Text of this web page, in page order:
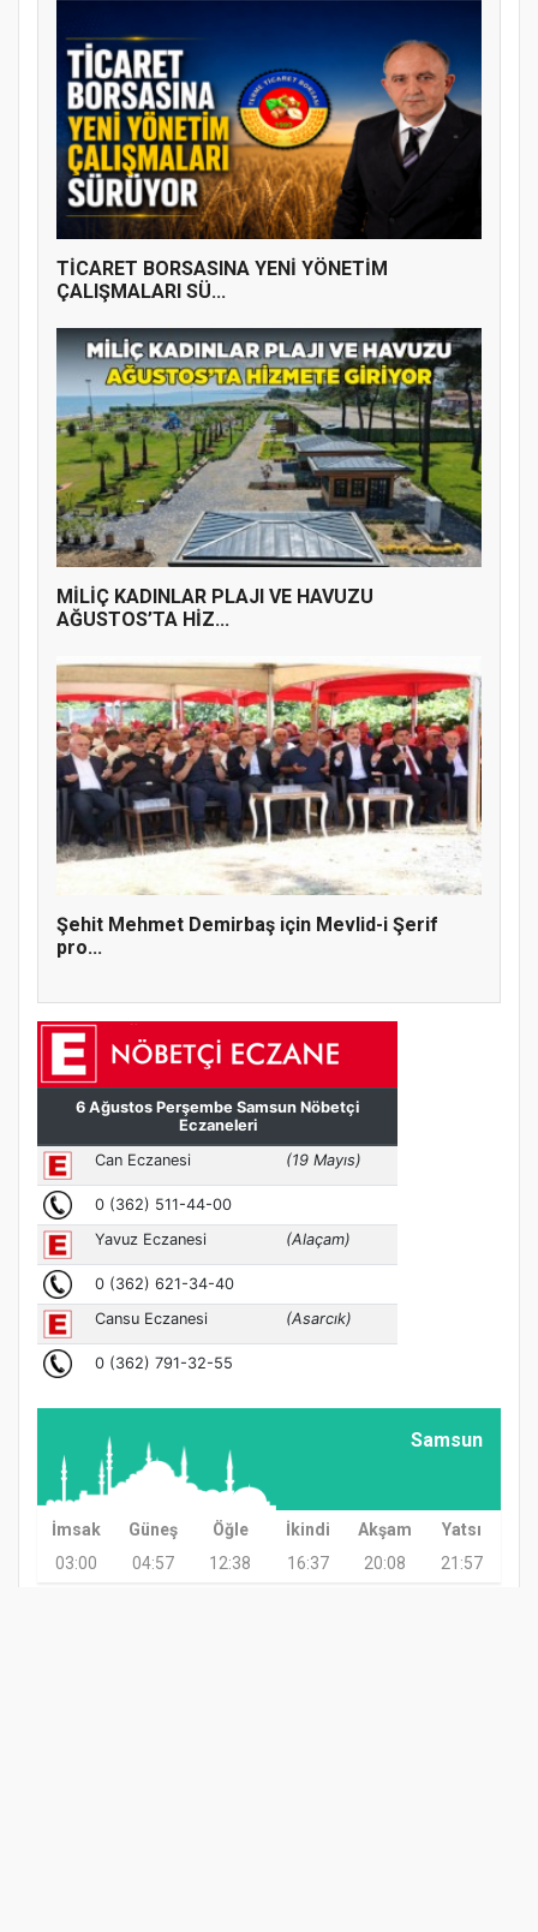
YENİ PARTİ TERME İLÇE BAŞKANLIĞINDA
ÜYE KATILIM PROGRAMI
TİCARET BORSASINA YENİ YÖNETİM
ÇALIŞMALARI SÜ...
MİLİÇ KADINLAR PLAJI VE HAVUZU
AĞUSTOS’TA HİZ...
Şehit Mehmet Demirbaş için Mevlid-i Şerif
pro...
Samsun
İmsak Güneş Öğle İkindi Akşam
Yatsı
03:00
04:57 12:38 16:37 20:08 21:57